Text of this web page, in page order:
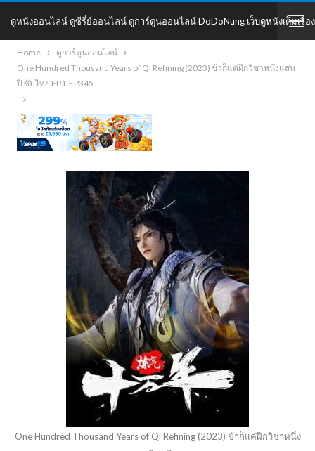
ดูหนังออนไลน์ ดูซีรี่ย์ออนไลน์ ดูการ์ตูนออนไลน์ DoDoNung เว็บดูหนังเต็มเรื่อง
DoDoNung
Home
ดูการ์ตูนออนไลน์
One Hundred Thousand Years of Qi Refining (2023) ข้าก็แค่ฝึกวิชาหนึ่งแสน
ปี ซับไทย EP1-EP345
One Hundred Thousand Years of Qi Refining (2023) ข้าก็แค่ฝึกวิชาหนึ่ง